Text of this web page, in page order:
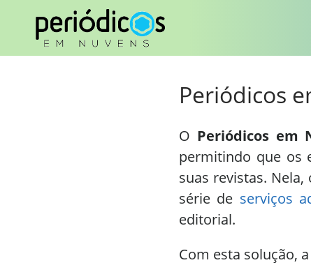
Periódicos
O Periódicos em
permitindo que os
suas revistas.
série de serviços
editorial.
Com esta solução,